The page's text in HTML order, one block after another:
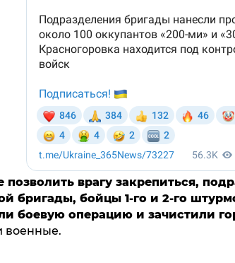
позволить врагу закрепиться,
бригады, бойцы 1-го и 2-го
боевую операцию и зачистили
военные.